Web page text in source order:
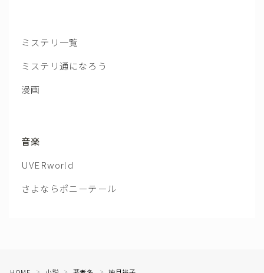
ミステリ一覧
ミステリ通になろう
漫画
音楽
UVERworld
さよならポニーテール